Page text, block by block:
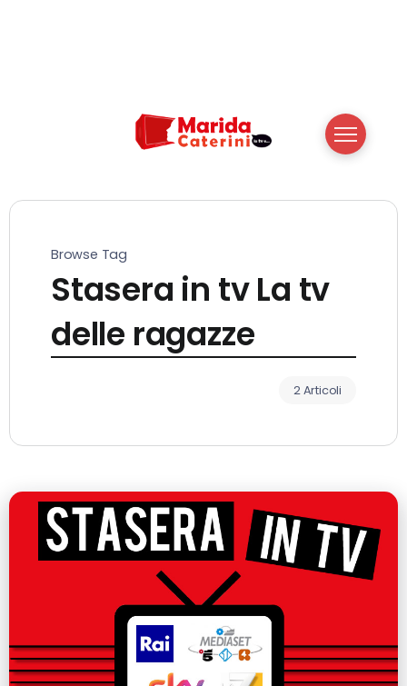
Browse Tag
Stasera in tv La tv
delle ragazze
2 Articoli